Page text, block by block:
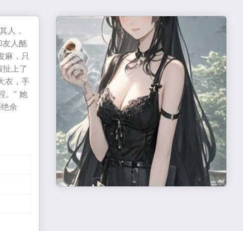
人，
人酩
麻，只
扯上了
衣，手
。” 她
余